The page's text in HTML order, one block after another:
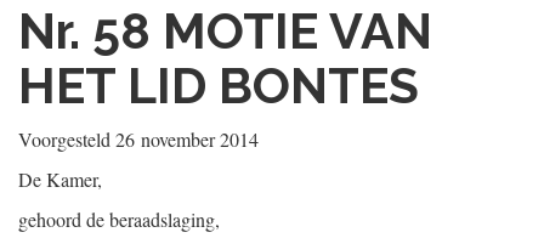
Nr. 58 MOTIE VAN
HET LID BONTES
Voorgesteld 26 november 2014
De Kamer,
gehoord de beraadslaging,